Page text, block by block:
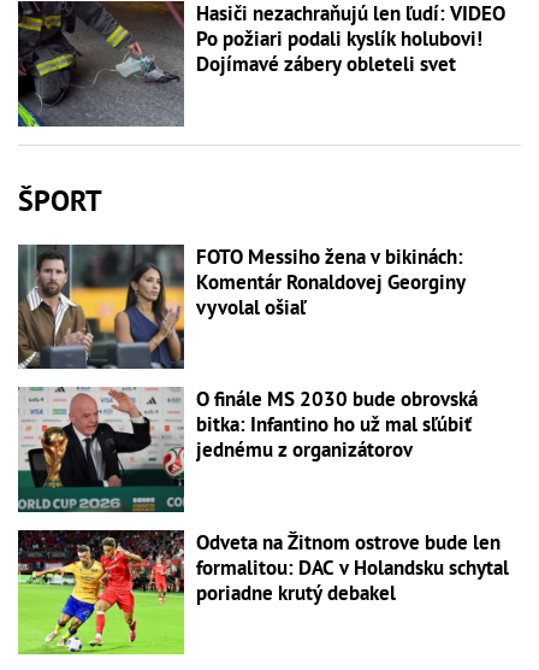
Hasiči nezachraňujú len ľudí: VIDEO
Po požiari podali kyslík holubovi!
Dojímavé zábery obleteli svet
ŠPORT
FOTO Messiho žena v bikinách:
Komentár Ronaldovej Georginy
vyvolal ošiaľ
O finále MS 2030 bude obrovská
bitka: Infantino ho už mal sľúbiť
jednému z organizátorov
Odveta na Žitnom ostrove bude len
formalitou: DAC v Holandsku schytal
poriadne krutý debakel